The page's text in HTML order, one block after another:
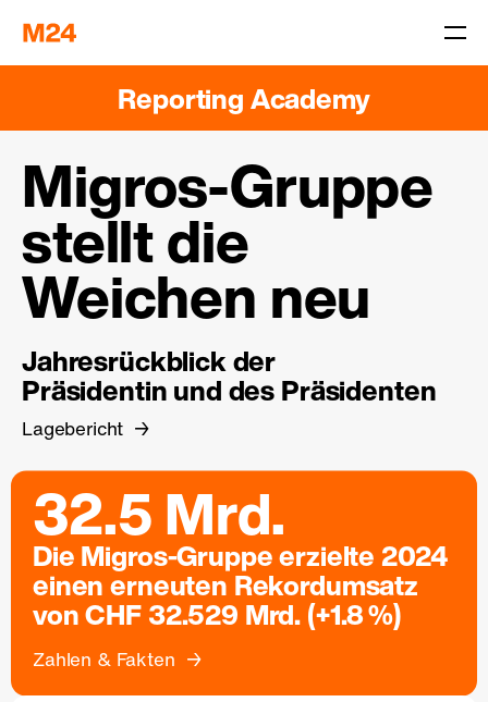
Reporting Academy
Migros-Gruppe
stellt die
Weichen neu
Jahresrückblick der
Präsidentin und des Präsidenten
Lagebericht
32.5 Mrd.
Die Migros-Gruppe erzielte 2024
einen erneuten Rekordumsatz
von CHF 32.529 Mrd. (+1.8 %)
Zahlen & Fakten